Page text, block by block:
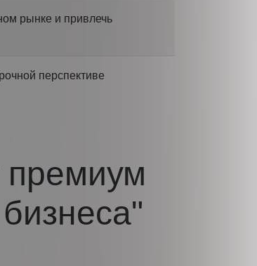
рынке и привлечь
перспективе